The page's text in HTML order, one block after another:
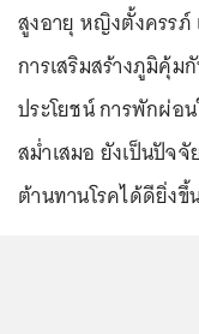
สูงอายุ หญิงตั้งครรภ์
การเสริมสร้างภูมิคุ้ม
ประโยชน์ การพักผ่อ
สม่ำเสมอ ยังเป็นปัจ
ต้านทานโรคได้ดียิ่งขึ้